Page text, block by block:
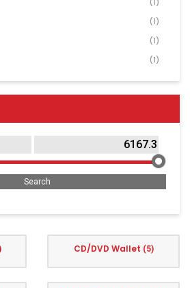
(1)
(1)
(1)
(1)
(74)
CD/DVD Wallet (5)